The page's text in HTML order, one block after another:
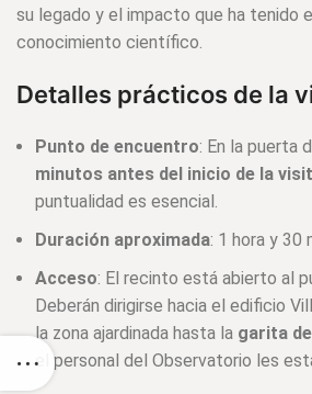
su legado y el impacto que ha tenido
conocimiento científico.
Detalles prácticos de la
Punto de encuentro: En la puerta
minutos antes del inicio de la
puntualidad es esencial.
Duración aproximada: 1 hora y 30
Acceso: El recinto está abierto al
Deberán dirigirse hacia el edificio
la zona ajardinada hasta la garita
el personal del Observatorio les